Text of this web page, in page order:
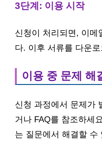
3단계: 이용 시작
신청이 처리되면, 이메
다. 이후 서류를 다운
이용 중 문제 해
신청 과정에서 문제가
거나 FAQ를 참조하세
는 질문에서 해결할 수